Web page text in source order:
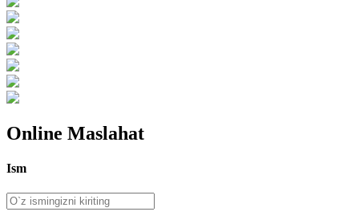
Online Maslahat
Ism